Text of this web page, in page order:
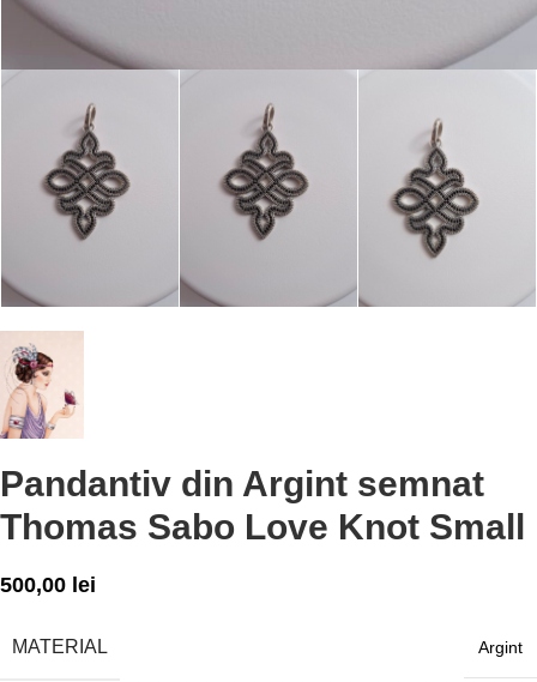
Pandantiv din Argint semnat
Thomas Sabo Love Knot Small
500,00 lei
MATERIAL Argint